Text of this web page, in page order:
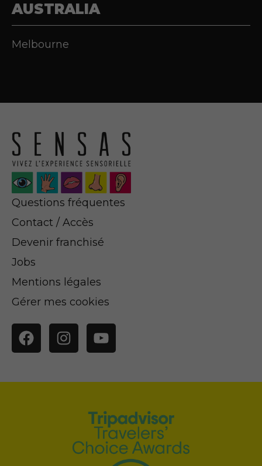
AUSTRALIA
Melbourne
Questions fréquentes
Contact / Accès
Devenir franchisé
Jobs
Mentions légales
Gérer mes cookies
FacebookInstagramYouTube